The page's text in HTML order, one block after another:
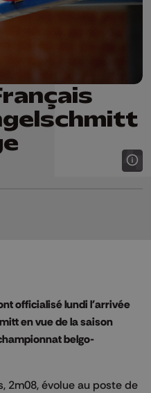
officialisé lundi l'arrivée
en vue de la saison
belgo-
2m08, évolue au poste de